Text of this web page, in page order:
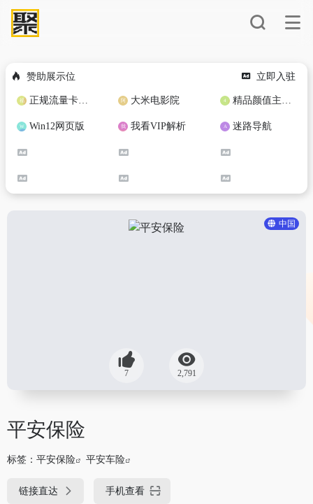
赞助展示位 立即入驻
正规流量卡免费加盟合作 大米电影院 精品颜值主播定制
Win12网页版 我看VIP解析 迷路导航
中国
7 2,791
平安保险
标签： 平安保险 平安车险
链接直达 手机查看